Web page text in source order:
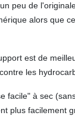
peu de
alors que
est de
les
facile" à sec
plus facilement